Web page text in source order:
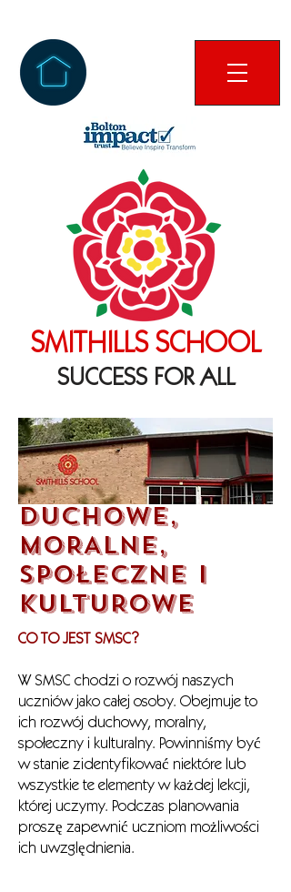
SMITHILLS SCHOOL
SUCCESS FOR ALL
DUCHOWE,
MORALNE,
SPOŁECZNE I
KULTUROWE
CO TO JEST SMSC?
W SMSC chodzi o rozwój naszych
uczniów jako całej osoby. Obejmuje to
ich rozwój duchowy, moralny,
społeczny i kulturalny. Powinniśmy być
w stanie zidentyfikować niektóre lub
wszystkie te elementy w każdej lekcji,
której uczymy. Podczas planowania
proszę zapewnić uczniom możliwości
ich uwzględnienia.